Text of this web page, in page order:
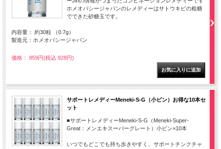
ホメオパシージャパンのレメディーはサトウキビの粗糖
でできた砂糖玉です。
内容量： 約30粒 （0.7g）
製造元：ホメオパシージャパン
価格： 859円(税込 928円)
サポートレメディーMeneki-S-G（小ビン）お得な10本セ
ット
■サポートレメディーMeneki-S-G（Meneki-Super-
Great：メンエキスーパーグレート）小ビン×10本
いつでもどこでも持ち歩きやすく、サポートチンクチャ